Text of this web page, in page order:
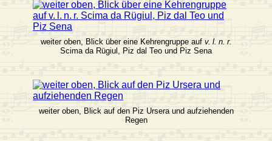
weiter oben, Blick über eine Kehrengruppe auf v. l. n. r.
Scima da Rügiul, Piz dal Teo und Piz Sena
weiter oben, Blick auf den Piz Ursera und aufziehenden
Regen